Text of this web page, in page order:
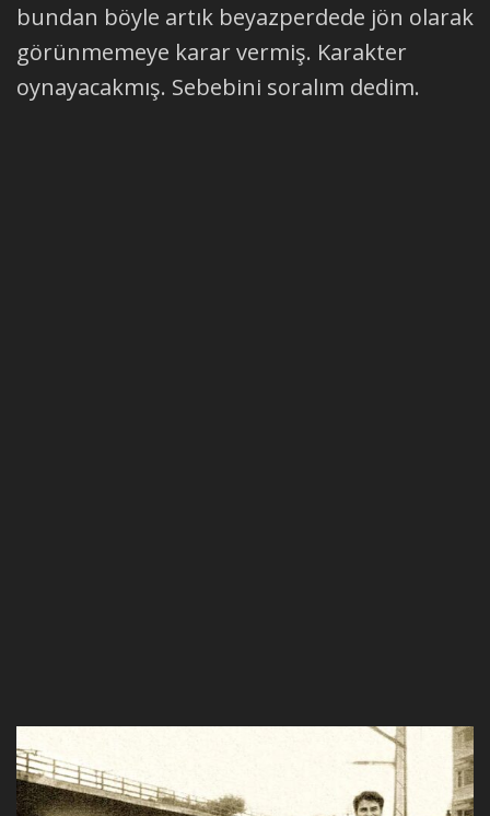
bundan böyle artık beyazperdede jön olarak
görünmemeye karar vermiş. Karakter
oynayacakmış. Sebebini soralım dedim.